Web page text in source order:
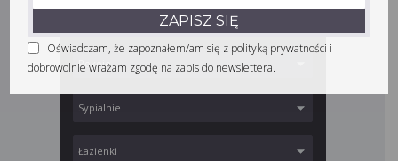
Oświadczam, że zapoznałem/am się z polityką prywatności i
dobrowolnie wrażam zgodę na zapis do newslettera.